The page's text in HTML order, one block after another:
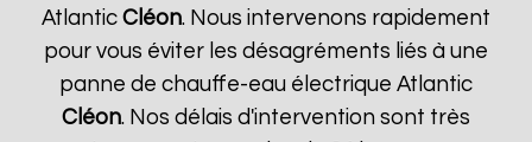
Atlantic Cléon. Nous intervenons rapidement
pour vous éviter les désagréments liés à une
panne de chauffe-eau électrique Atlantic
Cléon. Nos délais d'intervention sont très